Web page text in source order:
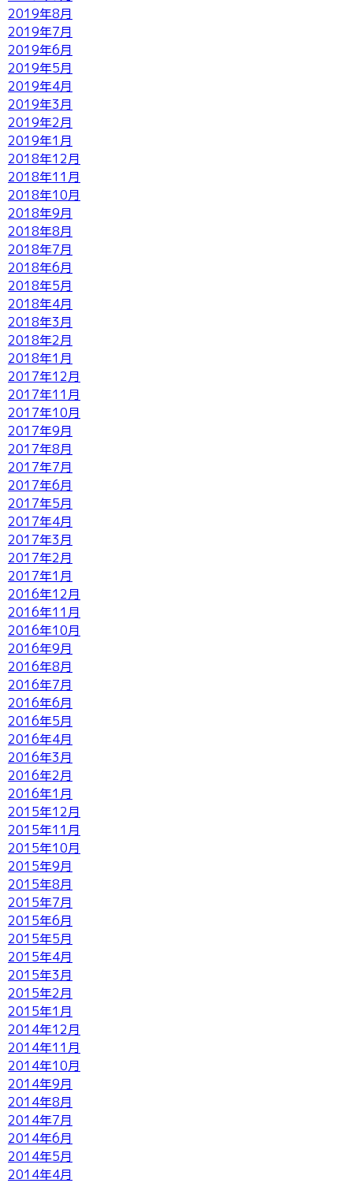
2019年8月
2019年7月
2019年6月
2019年5月
2019年4月
2019年3月
2019年2月
2019年1月
2018年12月
2018年11月
2018年10月
2018年9月
2018年8月
2018年7月
2018年6月
2018年5月
2018年4月
2018年3月
2018年2月
2018年1月
2017年12月
2017年11月
2017年10月
2017年9月
2017年8月
2017年7月
2017年6月
2017年5月
2017年4月
2017年3月
2017年2月
2017年1月
2016年12月
2016年11月
2016年10月
2016年9月
2016年8月
2016年7月
2016年6月
2016年5月
2016年4月
2016年3月
2016年2月
2016年1月
2015年12月
2015年11月
2015年10月
2015年9月
2015年8月
2015年7月
2015年6月
2015年5月
2015年4月
2015年3月
2015年2月
2015年1月
2014年12月
2014年11月
2014年10月
2014年9月
2014年8月
2014年7月
2014年6月
2014年5月
2014年4月